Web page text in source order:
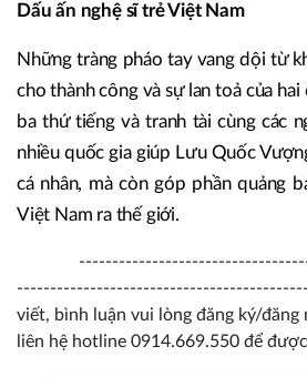
Dấu ấn nghệ sĩ trẻ Việt Nam
Những tràng pháo tay vang dội từ
cho thành công và sự lan toả của hai
ba thứ tiếng và tranh tài cùng các
nhiều quốc gia giúp Lưu Quốc
cá nhân, mà còn góp phần quảng
Việt Nam ra thế giới.
viết, bình luận vui lòng đăng ký/đăng
liên hệ hotline 0914.669.550 để